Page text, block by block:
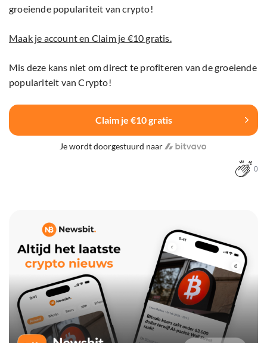
groeiende populariteit van crypto!
Maak je account en Claim je €10 gratis.
Mis deze kans niet om direct te profiteren van de groeiende
populariteit van Crypto!
Claim je €10 gratis
Je wordt doorgestuurd naar
0